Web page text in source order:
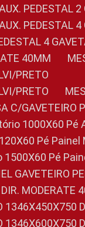
AUX. PEDESTAL
AUX. PEDESTAL
4
40MM
PRETO
PRETO
C/
1000X60 Pé
Pé Painel
1500X60 Pé
GAVETEIRO
MODERATE
1346X450X750
1346X600X750